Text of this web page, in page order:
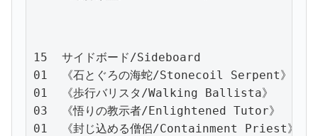
15  サイドボード/Sideboard
01  《石とぐろの海蛇/Stonecoil Serpent》
01  《歩行バリスタ/Walking Ballista》
03  《悟りの教示者/Enlightened Tutor》
01  《封じ込める僧侶/Containment Priest》